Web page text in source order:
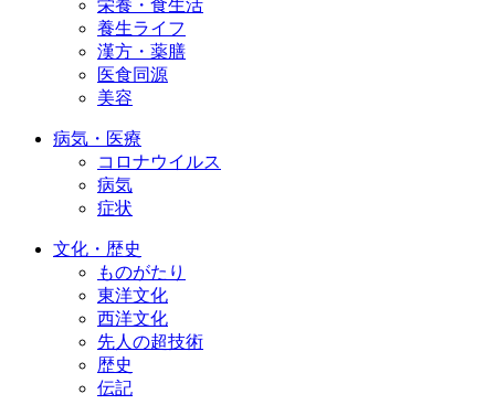
栄養・食生活
養生ライフ
漢方・薬膳
医食同源
美容
病気・医療
コロナウイルス
病気
症状
文化・歴史
ものがたり
東洋文化
西洋文化
先人の超技術
歴史
伝記